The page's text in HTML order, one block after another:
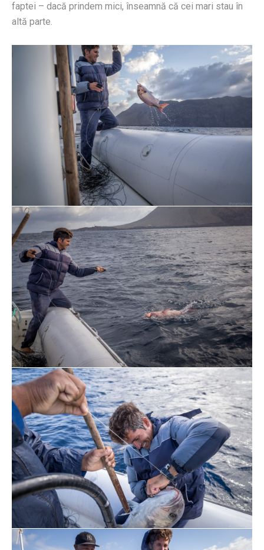
faptei – dacă prindem mici, înseamnă că cei mari stau în
altă parte.